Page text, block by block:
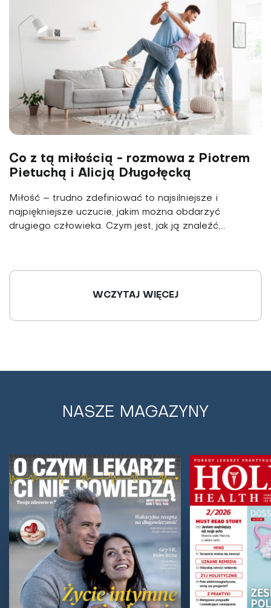
Co z tą miłością - rozmowa z Piotrem
Pietuchą i Alicją Długołęcką
Miłość – trudno zdefiniować to najsilniejsze i
najpiękniejsze uczucie, jakim można obdarzyć
drugiego człowieka. Czym jest, jak ją znaleźć,...
Z Tadeuszem Miszczakiem, propagatorem zdrowia
oraz właścicielem Centrum Profilaktyki i Zdrowego
Stylu Życia, o leczniczej mocy roślin rozmawia...
WCZYTAJ WIĘCEJ
NASZE MAGAZYNY